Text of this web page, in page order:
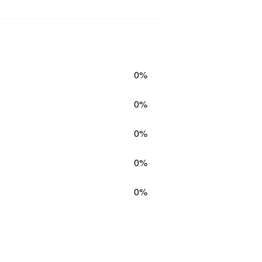
0%
0%
0%
0%
0%